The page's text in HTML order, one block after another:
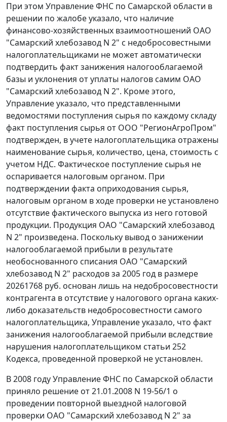
При этом Управление ФНС по Самарской области в
решении по жалобе указало, что наличие
финансово-хозяйственных взаимоотношений ОАО
"Самарский хлебозавод N 2" с недобросовестными
налогоплательщиками не может автоматически
подтвердить факт занижения налогооблагаемой
базы и уклонения от уплаты налогов самим ОАО
"Самарский хлебозавод N 2". Кроме этого,
Управление указало, что представленными
ведомостями поступления сырья по каждому складу
факт поступления сырья от ООО "РегионАгроПром"
подтвержден, в учете налогоплательщика отражены
наименование сырья, количество, цена, стоимость с
учетом НДС. Фактическое поступление сырья не
оспаривается налоговым органом. При
подтверждении факта оприходования сырья,
налоговым органом в ходе проверки не установлено
отсутствие фактического выпуска из него готовой
продукции. Продукция ОАО "Самарский хлебозавод
N 2" произведена. Поскольку вывод о занижении
налогооблагаемой прибыли в результате
необоснованного списания ОАО "Самарский
хлебозавод N 2" расходов за 2005 год в размере
20261768 руб. основан лишь на недобросовестности
контрагента в отсутствие у налогового органа каких-
либо доказательств недобросовестности самого
налогоплательщика, Управление указало, что факт
занижения налогооблагаемой прибыли вследствие
нарушения налогоплательщиком статьи 252
Кодекса, проведенной проверкой не установлен.
В 2008 году Управление ФНС по Самарской области
приняло решение от 21.01.2008 N 19-56/1 о
проведении повторной выездной налоговой
проверки ОАО "Самарский хлебозавод N 2" за